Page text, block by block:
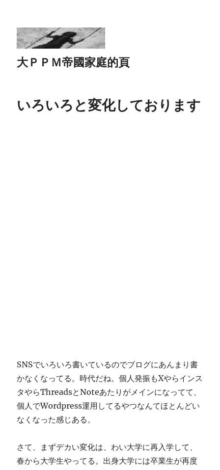
大ＰＰＭ帝國家庭的頁
いろいろと変化しております
SNSでいろいろ書いているのでブログにあんまり書
かなくなってる。時代だね。個人発振もXやらインス
タやらThreadsとNoteあたりがメインになってて、
個人でWordpress運用してるやつなんてほとんどい
なくなった感じある。
さて、まずデカい変化は、わい大学に再入学して、
春から大学生やってる。出身大学には卒業生が再度